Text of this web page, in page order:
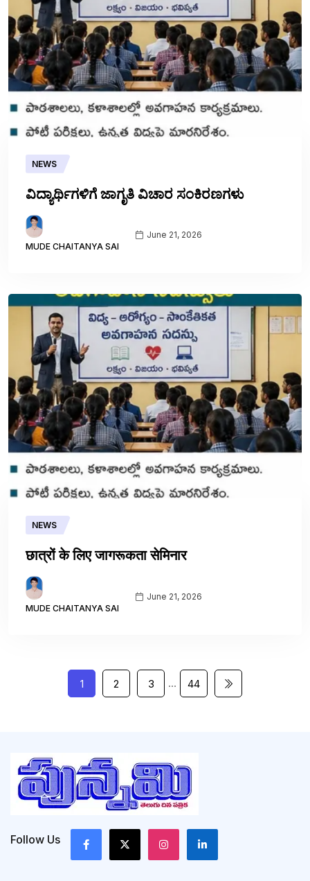
NEWS
ವಿದ್ಯಾರ್ಥಿಗಳಿಗೆ ಜಾಗೃತಿ ವಿಚಾರ ಸಂಕಿರಣಗಳು
MUDE CHAITANYA SAI
June 21, 2026
NEWS
छात्रों के लिए जागरूकता सेमिनार
MUDE CHAITANYA SAI
June 21, 2026
1 2 3 … 44
Follow Us